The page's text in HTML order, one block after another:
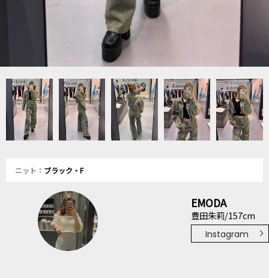
ニット： ブラック・F
EMODA
豊田朱莉/157cm
Instagram